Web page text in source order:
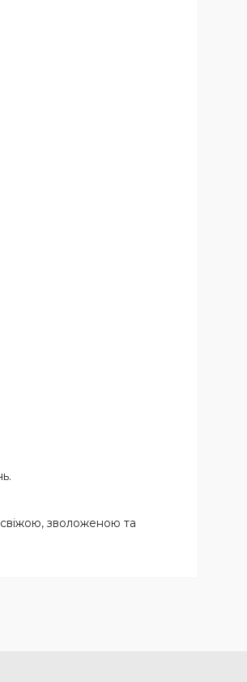
свіжою, зволоженою та